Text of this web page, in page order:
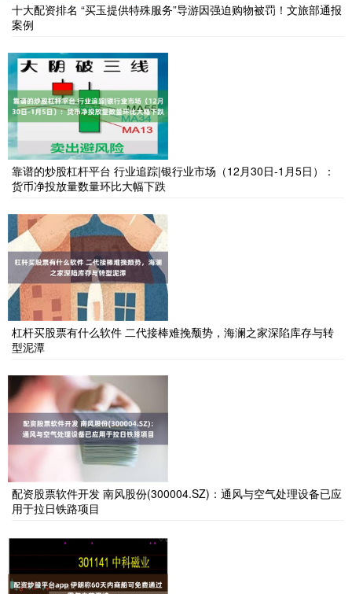
十大配资排名 “买玉提供特殊服务”导游因强迫购物被罚！文旅部通报
案例
靠谱的炒股杠杆平台 行业追踪|银行业市场（12月30日-1月5日）：
货币净投放量数量环比大幅下跌
杠杆买股票有什么软件 二代接棒难挽颓势，海澜之家深陷库存与转
型泥潭
配资股票软件开发 南风股份(300004.SZ)：通风与空气处理设备已应
用于拉日铁路项目